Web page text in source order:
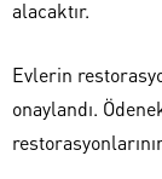
alacaktır.
Evlerin
onaylandı.